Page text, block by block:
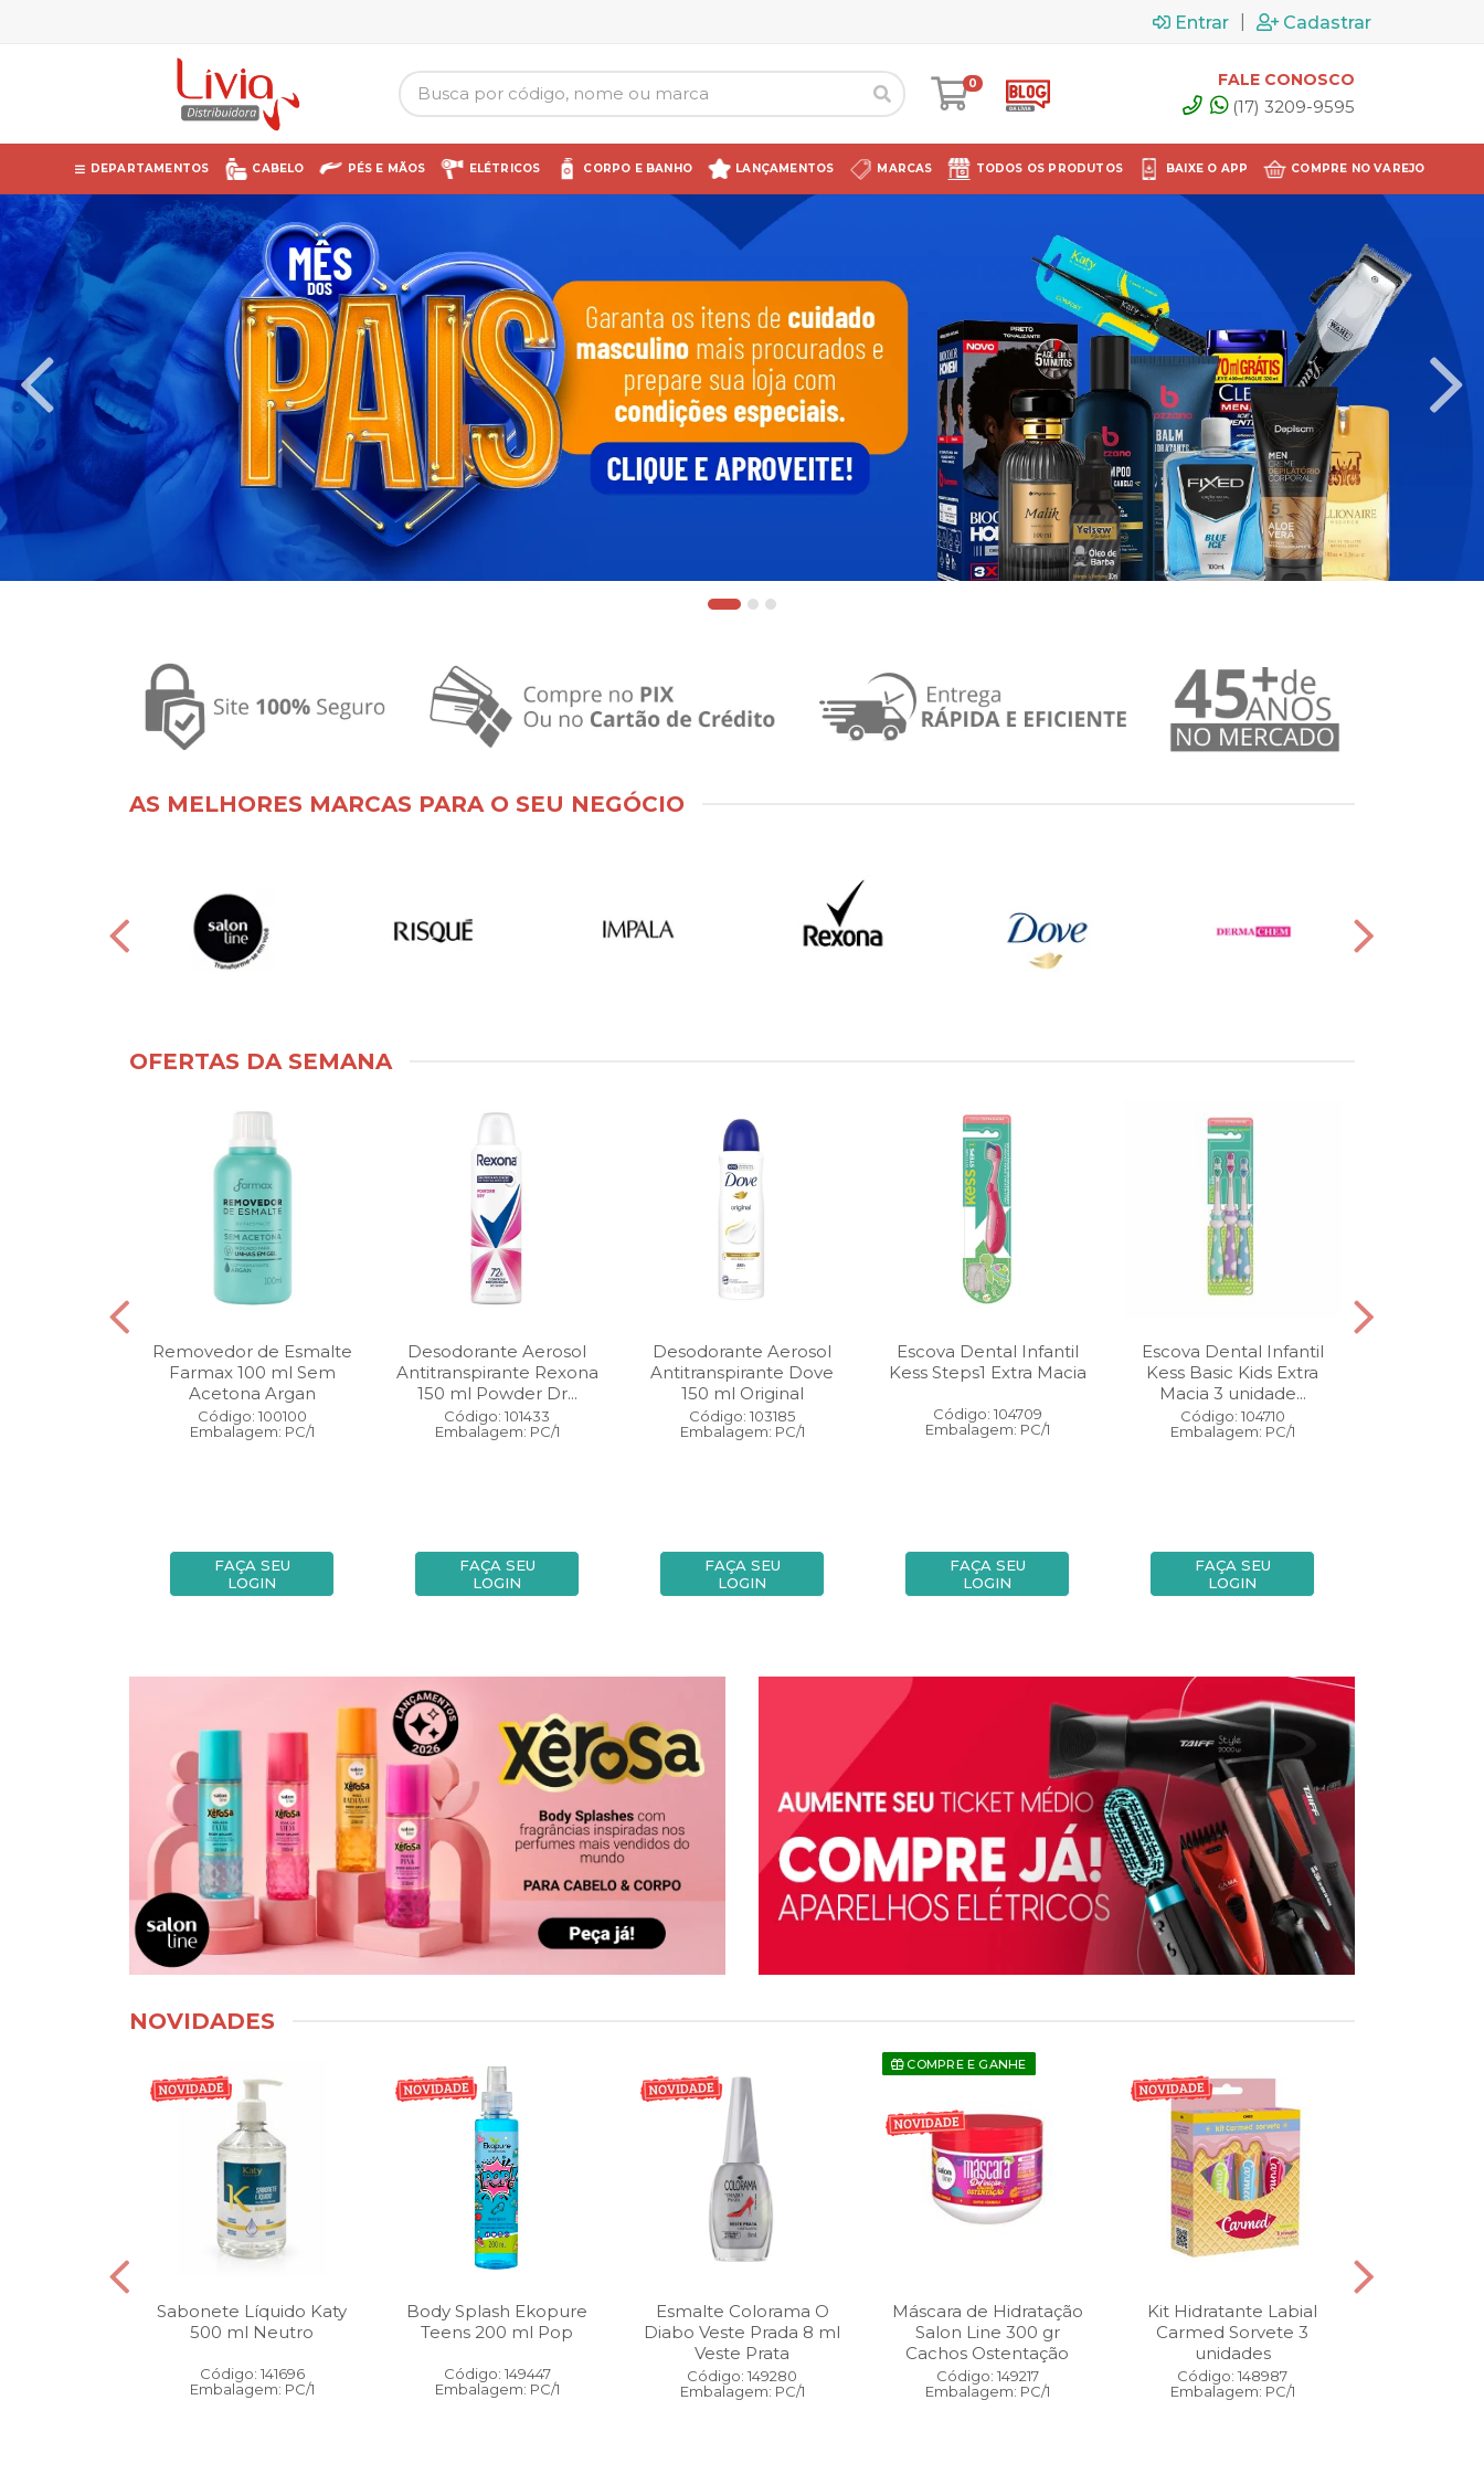
Entrar Cadastrar
0 FALE CONOSCO
(17) 3209-9595
DEPARTAMENTOS CABELO PÉS E MÃOS ELÉTRICOS CORPO E BANHO LANÇAMENTOS MARCAS TODOS OS PRODUTOS BAIXE O APP COMPRE NO VAREJO
AS MELHORES MARCAS PARA O SEU NEGÓCIO
OFERTAS DA SEMANA
Removedor de Esmalte
Farmax 100 ml Sem
Acetona Argan
Código: 100100
Embalagem: PC/1
FAÇA SEU
LOGIN
Desodorante Aerosol
Antitranspirante Rexona
150 ml Powder Dr...
Código: 101433
Embalagem: PC/1
FAÇA SEU
LOGIN
Desodorante Aerosol
Antitranspirante Dove
150 ml Original
Código: 103185
Embalagem: PC/1
FAÇA SEU
LOGIN
Escova Dental Infantil
Kess Steps1 Extra Macia
Código: 104709
Embalagem: PC/1
FAÇA SEU
LOGIN
Escova Dental Infantil
Kess Basic Kids Extra
Macia 3 unidade...
Código: 104710
Embalagem: PC/1
FAÇA SEU
LOGIN
NOVIDADES
Sabonete Líquido Katy
500 ml Neutro
Código: 141696
Embalagem: PC/1
Body Splash Ekopure
Teens 200 ml Pop
Código: 149447
Embalagem: PC/1
Esmalte Colorama O
Diabo Veste Prada 8 ml
Veste Prata
Código: 149280
Embalagem: PC/1
COMPRE E GANHE
Máscara de Hidratação
Salon Line 300 gr
Cachos Ostentação
Código: 149217
Embalagem: PC/1
Kit Hidratante Labial
Carmed Sorvete 3
unidades
Código: 148987
Embalagem: PC/1